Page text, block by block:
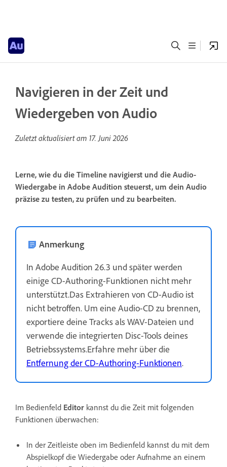
Navigieren in der Zeit und
Wiedergeben von Audio
Zuletzt aktualisiert am 17. Juni 2026
Lerne, wie du die Timeline navigierst und die Audio-
Wiedergabe in Adobe Audition steuerst, um dein Audio
präzise zu testen, zu prüfen und zu bearbeiten.
Anmerkung
In Adobe Audition 26.3 und später werden
einige CD-Authoring-Funktionen nicht mehr
unterstützt.Das Extrahieren von CD-Audio ist
nicht betroffen. Um eine Audio-CD zu brennen,
exportiere deine Tracks als WAV-Dateien und
verwende die integrierten Disc-Tools deines
Betriebssystems.Erfahre mehr über die
Entfernung der CD-Authoring-Funktionen.
Im Bedienfeld Editor kannst du die Zeit mit folgenden
Funktionen überwachen:
In der Zeitleiste oben im Bedienfeld kannst du mit dem
Abspielkopf die Wiedergabe oder Aufnahme an einem